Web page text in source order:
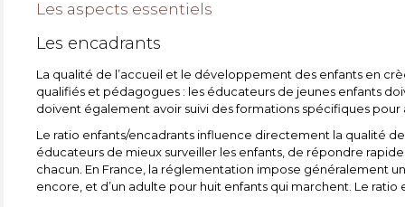
Les aspects essentiels
Les encadrants
La qualité de l’accueil et le développement des enfants en
qualifiés et pédagogues : les éducateurs de jeunes enfants
doivent également avoir suivi des formations spécifiques
Le ratio enfants/encadrants influence directement la qualité
éducateurs de mieux surveiller les enfants, de répondre
chacun. En France, la réglementation impose généralement
encore, et d’un adulte pour huit enfants qui marchent. Le ratio